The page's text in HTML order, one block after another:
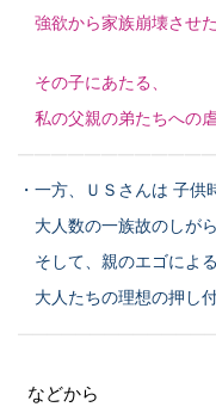
強欲から家族崩壊させ
その子にあたる、
私の父親の弟たちへの
・一方、ＵＳさんは 子供
大人数の一族故のしが
そして、親のエゴによる
大人たちの理想の押し
などから